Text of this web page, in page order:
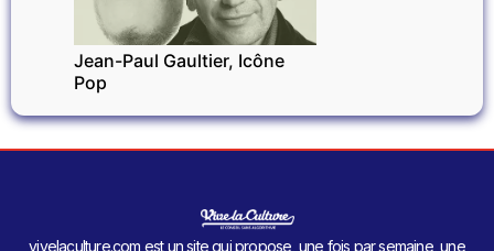
Jean-Paul Gaultier, Icône
Pop
vivelaculture.com est un site qui propose, une fois par semaine, une